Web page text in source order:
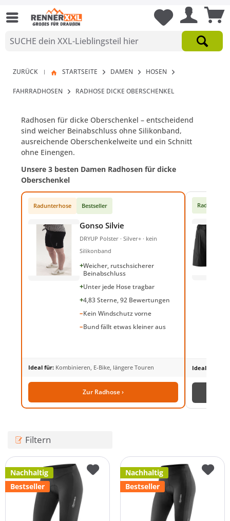
ZURÜCK | STARTSEITE DAMEN HOSEN
FAHRRADHOSEN RADHOSE DICKE OBERSCHENKEL
Radhosen für dicke Oberschenkel – entscheidend
sind weicher Beinabschluss ohne Silikonband,
ausreichende Oberschenkelweite und ein Schnitt
ohne Einengen.
Unsere 3 besten Damen Radhosen für dicke
Oberschenkel
Radunterhose Bestseller
Gonso Silvie
DRYUP Polster · Silver+ · kein
Silikonband
+Weicher, rutschsicherer
Beinabschluss
+Unter jede Hose tragbar
+4,83 Sterne, 92 Bewertungen
–Kein Windschutz vorne
–Bund fällt etwas kleiner aus
Ideal für: Kombinieren, E-Bike, längere Touren
Zur Radhose ›
Radhose
Ideal für:
Filtern
Nachhaltig
Bestseller
Nachhaltig
Bestseller